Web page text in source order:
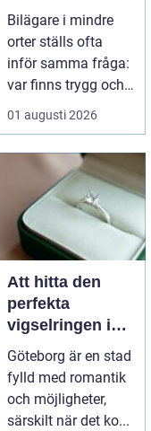
din bil
Bilägare i mindre
orter ställs ofta
inför samma fråga:
var finns trygg och
prisvärd hjälp när
bilen ...
01 augusti 2026
Att hitta den
perfekta
vigselringen i
Göteborg
Göteborg är en stad
fylld med romantik
och möjligheter,
särskilt när det ko...